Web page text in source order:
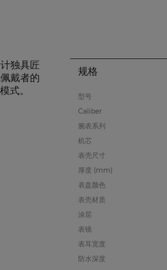
独具匠
戴者的
式。
规格
型号
Caliber
腕表系列
机芯
表壳尺寸
厚度 (mm)
表盘颜色
表壳材质
涂层
表镜
表耳宽度
防水深度